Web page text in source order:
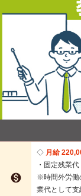

月給
・固定残業
※時間外労働
業代として